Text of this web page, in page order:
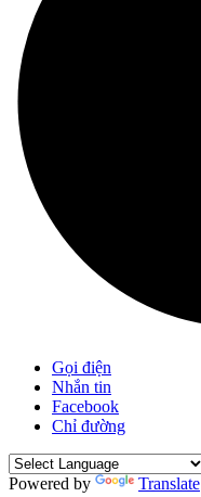
Gọi điện
Nhắn tin
Facebook
Chỉ đường
Powered by Translate